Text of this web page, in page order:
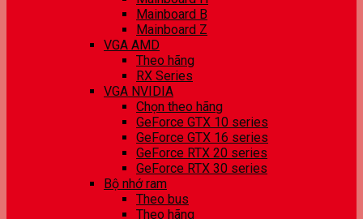
Mainboard B
Mainboard Z
VGA AMD
Theo hãng
RX Series
VGA NVIDIA
Chọn theo hãng
GeForce GTX 10 series
GeForce GTX 16 series
GeForce RTX 20 series
GeForce RTX 30 series
Bộ nhớ ram
Theo bus
Theo hãng